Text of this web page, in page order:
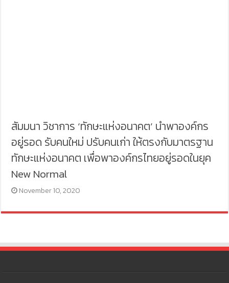
สัมมนา วิชาการ ‘ทักษะแห่งอนาคต’ นำพาองค์กร
อยู่รอด รับคนใหม่ ปรับคนเก่า ให้ตรงกับมาตรฐาน
ทักษะแห่งอนาคต เพื่อพาองค์กรไทยอยู่รอดในยุค
New Normal
November 10, 2020